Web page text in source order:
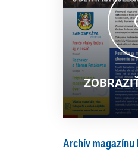
18. 6. 2026
13.
lipami
Archív magazínu